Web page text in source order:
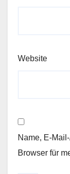
Website
Name, E-
Browser für